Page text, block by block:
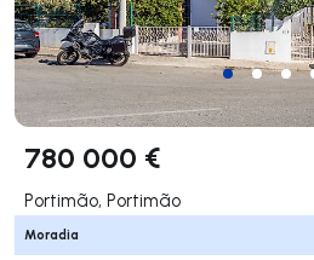
780 000 €
Portimão, Portimão
Moradia